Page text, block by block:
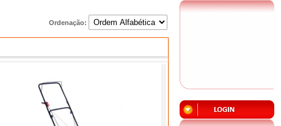
Ordenação: